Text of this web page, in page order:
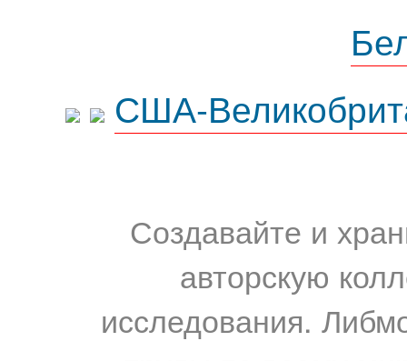
США-
Создавайте и
авторскую
исследования.